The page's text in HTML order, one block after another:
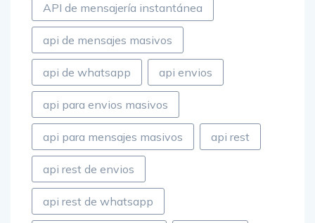
API de mensajería instantánea
api de mensajes masivos
api de whatsapp api envios
api para envios masivos
api para mensajes masivos api rest
api rest de envios
api rest de whatsapp